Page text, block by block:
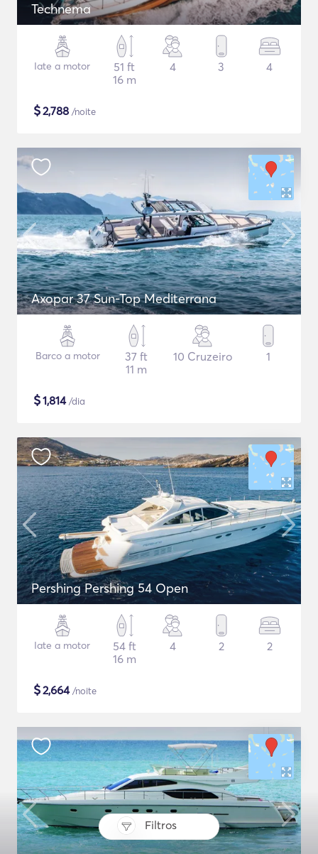
Filtros
Technema
Iate a motor
51 ft
16 m
4 3 4
$2,788 /noite
Axopar 37 Sun-Top Mediterrana
Barco a motor
37 ft
11 m
10 Cruzeiro 1
$1,814/dia
Pershing Pershing 54 Open
Iate a motor
54 ft
16 m
4 2 2
$2,664/noite